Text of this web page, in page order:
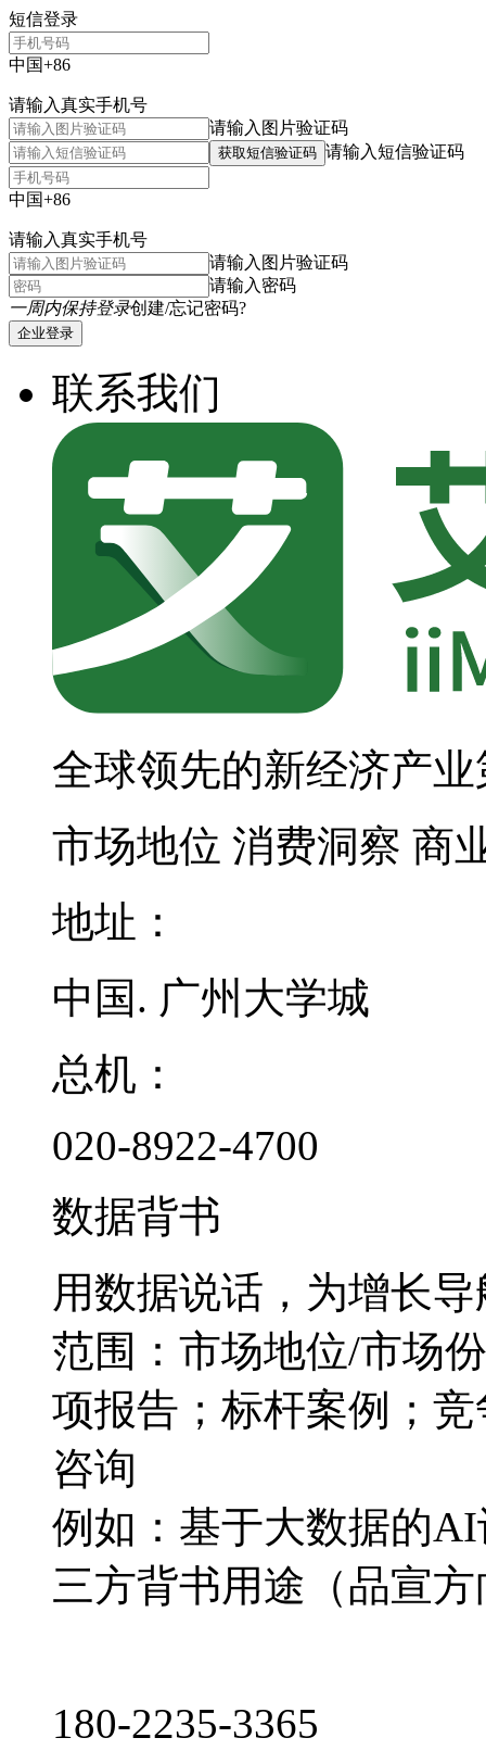
短信登录
中国+86
请输入真实手机号
请输入图片验证码
获取短信验证码 请输入短信验证码
中国+86
请输入真实手机号
请输入图片验证码
请输入密码
一周内保持登录创建/忘记密码?
企业登录
联系我们
全球领先的新经济产
市场地位 消费洞察 商
地址：
中国. 广州大学城
总机：
020-8922-4700
数据背书
用数据说话，为增长导
范围：市场地位/市场
项报告；标杆案例；
咨询
例如：基于大数据的
三方背书用途（品宣
180-2235-3365